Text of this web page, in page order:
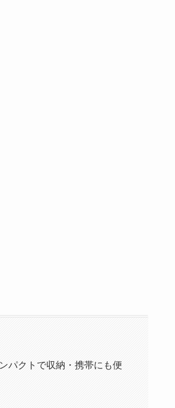
パクトで収納・携帯にも便